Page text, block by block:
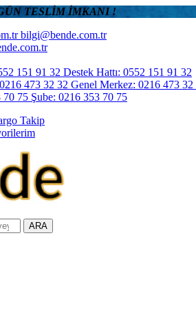
TESLİM İMKANI !
bilgi@bende.com.tr
Destek Hattı: 0552 151 91 32
Genel Merkez: 0216 473 32
Şube: 0216 353 70 75
Takip
ARA